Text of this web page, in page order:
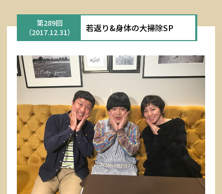
第289回
（2017.12.31）
若返り&身体の大掃除SP